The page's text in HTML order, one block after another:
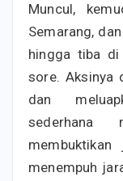
Muncul,
Semarang,
hingga tiba
sore. Aksinya
dan
sederhana
menempuh